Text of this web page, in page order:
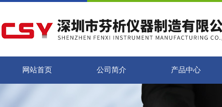
网站首页 公司简介 产品中心